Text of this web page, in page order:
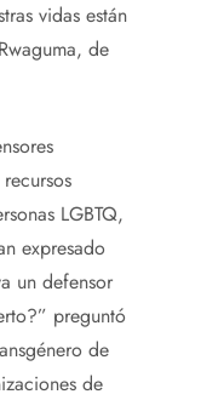
vidas están
de
LGBTQ,
expresado
un defensor
preguntó
de
de